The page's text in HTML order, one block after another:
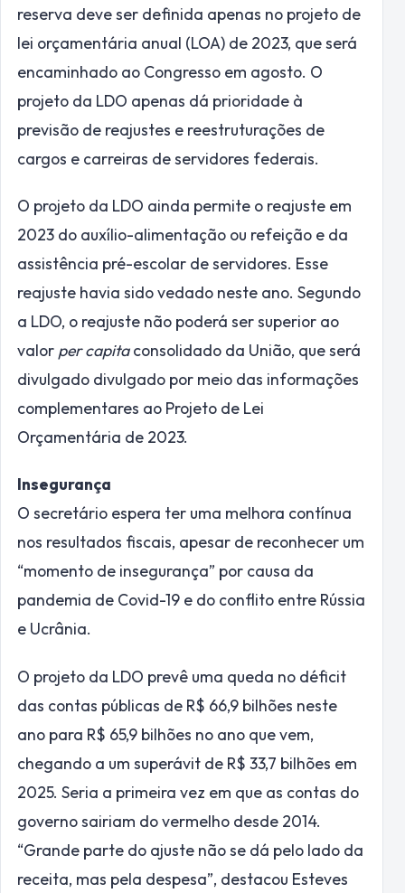
reserva deve ser definida apenas no projeto de
lei orçamentária anual (LOA) de 2023, que será
encaminhado ao Congresso em agosto. O
projeto da LDO apenas dá prioridade à
previsão de reajustes e reestruturações de
cargos e carreiras de servidores federais.
O projeto da LDO ainda permite o reajuste em
2023 do auxílio-alimentação ou refeição e da
assistência pré-escolar de servidores. Esse
reajuste havia sido vedado neste ano. Segundo
a LDO, o reajuste não poderá ser superior ao
valor per capitaconsolidado da União, que será
divulgado divulgado por meio das informações
complementares ao Projeto de Lei
Orçamentária de 2023.
Insegurança
O secretário espera ter uma melhora contínua
nos resultados fiscais, apesar de reconhecer um
“momento de insegurança” por causa da
pandemia de Covid-19 e do conflito entre Rússia
e Ucrânia.
O projeto da LDO prevê uma queda no déficit
das contas públicas de R$ 66,9 bilhões neste
ano para R$ 65,9 bilhões no ano que vem,
chegando a um superávit de R$ 33,7 bilhões em
2025. Seria a primeira vez em que as contas do
governo sairiam do vermelho desde 2014.
“Grande parte do ajuste não se dá pelo lado da
receita, mas pela despesa”, destacou Esteves